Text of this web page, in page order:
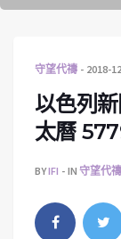
守望代禱 2018-
以色列
太曆
BYIFI IN 守望代禱